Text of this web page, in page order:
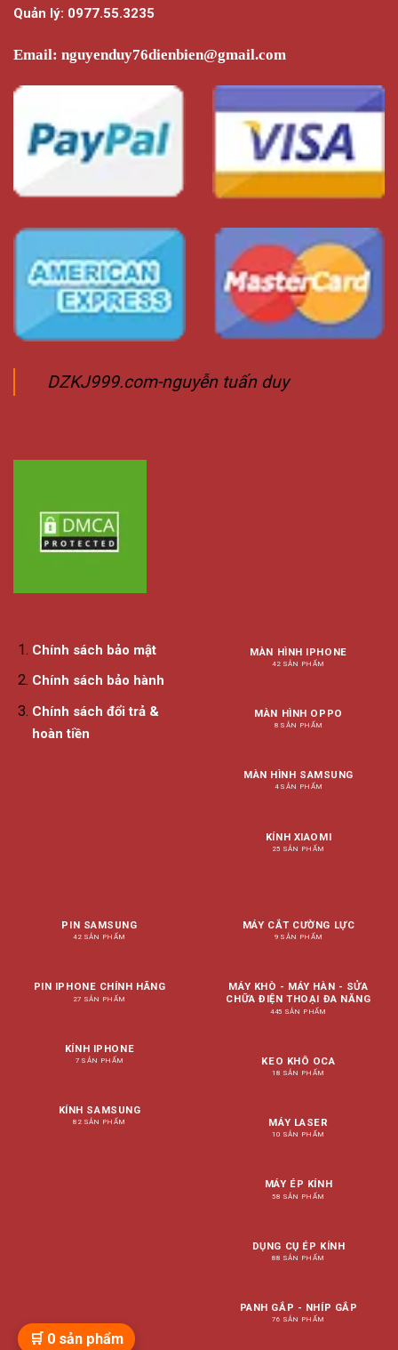
Quản lý: 0977.55.3235
Email: nguyenduy76dienbien@gmail.com
DZKJ999.com-nguyễn tuấn duy
Chính sách bảo mật
Chính sách bảo hành
Chính sách đổi trả &
hoàn tiền
MÀN HÌNH IPHONE
42 SẢN PHẨM
MÀN HÌNH OPPO
8 SẢN PHẨM
MÀN HÌNH SAMSUNG
4 SẢN PHẨM
KÍNH XIAOMI
25 SẢN PHẨM
PIN SAMSUNG
42 SẢN PHẨM
PIN IPHONE CHÍNH HÃNG
27 SẢN PHẨM
KÍNH IPHONE
7 SẢN PHẨM
KÍNH SAMSUNG
82 SẢN PHẨM
MÁY CẮT CƯỜNG LỰC
9 SẢN PHẨM
MÁY KHÒ - MÁY HÀN - SỬA
CHỮA ĐIỆN THOẠI ĐA NĂNG
445 SẢN PHẨM
KEO KHÔ OCA
18 SẢN PHẨM
MÁY LASER
10 SẢN PHẨM
MÁY ÉP KÍNH
58 SẢN PHẨM
DỤNG CỤ ÉP KÍNH
88 SẢN PHẨM
PANH GẮP - NHÍP GẮP
76 SẢN PHẨM
🛒 0 sản phẩm